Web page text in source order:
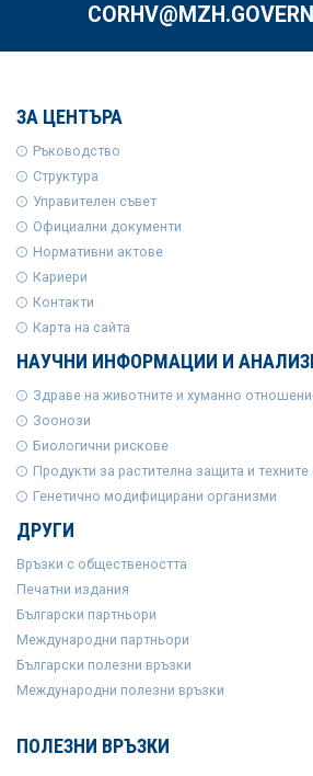
ЗА ЦЕНТЪРА
Ръководство
Структура
Управителен съвет
Официални документи
Нормативни актове
Кариери
Контакти
Карта на сайта
НАУЧНИ ИНФОРМАЦИИ И
Здраве на животните и хуманно
Зоонози
Биологични рискове
Продукти за растителна защита и техните
Генетично модифицирани организми
ДРУГИ
Връзки с обществеността
Печатни издания
Български партньори
Международни партньори
Български полезни връзки
Международни полезни връзки
ПОЛЕЗНИ ВРЪЗКИ